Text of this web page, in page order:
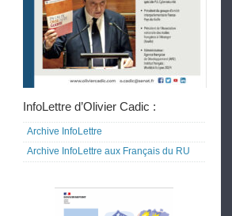
InfoLettre d’Olivier Cadic :
Archive InfoLettre
Archive InfoLettre aux Français du RU